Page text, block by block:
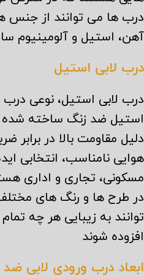
درب ها می توانند از جنس
آهن، استیل و آلومینیوم
درب لابی استیل
درب لابی استیل، نوعی
استیل ضد زنگ ساخته
دلیل مقاومت بالا در برابر
هوایی نامناسب، انتخابی
مسکونی، تجاری و اداری
در طرح ها و رنگ های
توانند به زیبایی هر چه
افزوده شوند
ابعاد درب ورودی لابی